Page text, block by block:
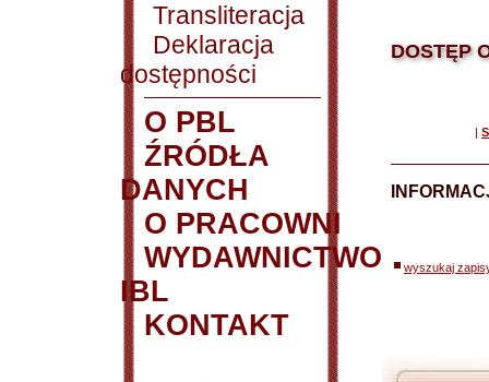
Transliteracja
Deklaracja
dostępności
O PBL
ŹRÓDŁA
DANYCH
O PRACOWNI
WYDAWNICTWO
IBL
KONTAKT
DOSTĘP
|
wyszukaj